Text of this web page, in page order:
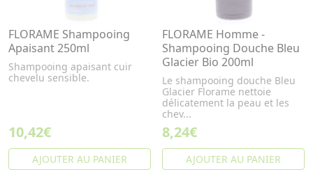
FLORAME Shampooing
Apaisant 250ml
Shampooing apaisant cuir
chevelu sensible.
10,42€
AJOUTER AU PANIER
FLORAME Homme -
Shampooing Douche Bleu
Glacier Bio 200ml
Le shampooing douche Bleu
Glacier Florame nettoie
délicatement la peau et les
chev...
8,24€
AJOUTER AU PANIER